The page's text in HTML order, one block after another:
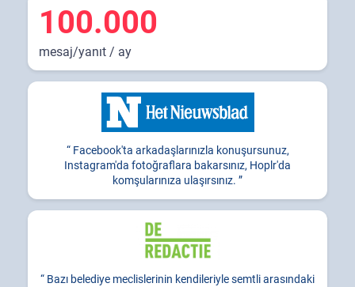
100.000
mesaj/yanıt / ay
Facebook'ta arkadaşlarınızla konuşursunuz,
Instagram'da fotoğraflara bakarsınız, Hoplr'da
komşularınıza ulaşırsınız.
Bazı belediye meclislerinin kendileriyle semtli arasındaki